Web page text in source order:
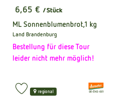
, Preis:
6,65 € / Stück
ML Sonnenblumenbrot,1 kg
, Herkunft:
Land Brandenburg
Bestellung für diese Tour
leider nicht mehr möglich!
, Verband:
, Kontrollstelle:
DE-ÖKO-001
regional
Produkt zu Favouriten hinzufügen